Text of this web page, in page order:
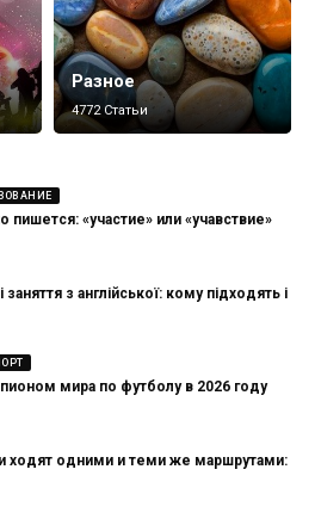
Разное
4772 Статьи
пишется: «участие» или «учавствие»
заняття з англійської: кому підходять і
мира по футболу в 2026 году
ходят одними и теми же маршрутами: